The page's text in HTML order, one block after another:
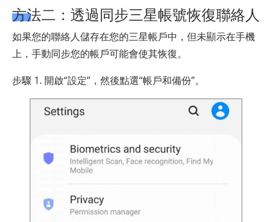
方法二：透過同步三星帳號恢復聯絡人
如果您的聯絡人儲存在您的三星帳戶中，但未顯示在手機
上，手動同步您的帳戶可能會使其恢復。
步驟 1. 開啟“設定”，然後點選“帳戶和備份”。